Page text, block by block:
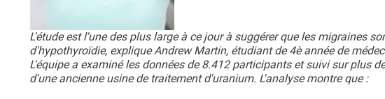
L'étude est l'une des plus large à ce jour à suggérer que les migraines
d'hypothyroïdie, explique Andrew Martin, étudiant de 4è année de
L'équipe a examiné les données de 8.412 participants et suivi sur plus
d'une ancienne usine de traitement d'uranium. L'analyse montre que :